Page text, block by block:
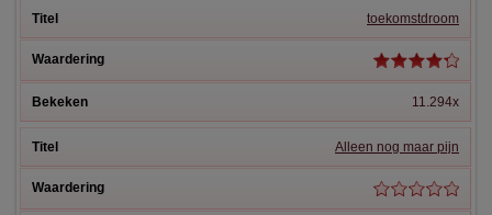
toekomstdroom
11.294x
Alleen nog maar pijn